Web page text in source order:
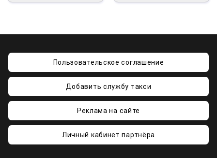
Пользовательское соглашение
Добавить службу такси
Реклама на сайте
Личный кабинет партнёра